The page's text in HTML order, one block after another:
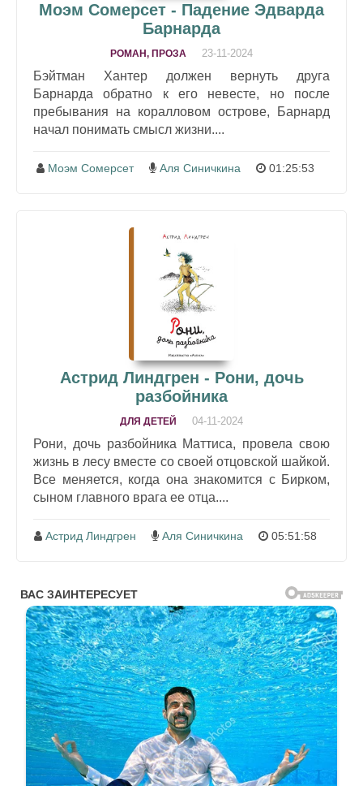
Моэм Сомерсет - Падение Эдварда
Барнарда
РОМАН, ПРОЗА 23-11-2024
Бэйтман Хантер должен вернуть друга
Барнарда обратно к его невесте, но после
пребывания на коралловом острове, Барнард
начал понимать смысл жизни....
Моэм Сомерсет Аля Синичкина 01:25:53
Астрид Линдгрен - Рони, дочь
разбойника
ДЛЯ ДЕТЕЙ 04-11-2024
Рони, дочь разбойника Маттиса, провела свою
жизнь в лесу вместе со своей отцовской шайкой.
Все меняется, когда она знакомится с Бирком,
сыном главного врага ее отца....
Астрид Линдгрен Аля Синичкина 05:51:58